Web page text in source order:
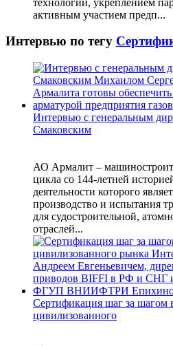
активным участием предп...
Интервью по тегу
Интервью с генеральным
Смаковским
АО Армалит –
цикла со 144-летней
деятельности которого
производство и испытания
для судостроительной,
отраслей...
Сертификация шаг за шагом
цивилизованного